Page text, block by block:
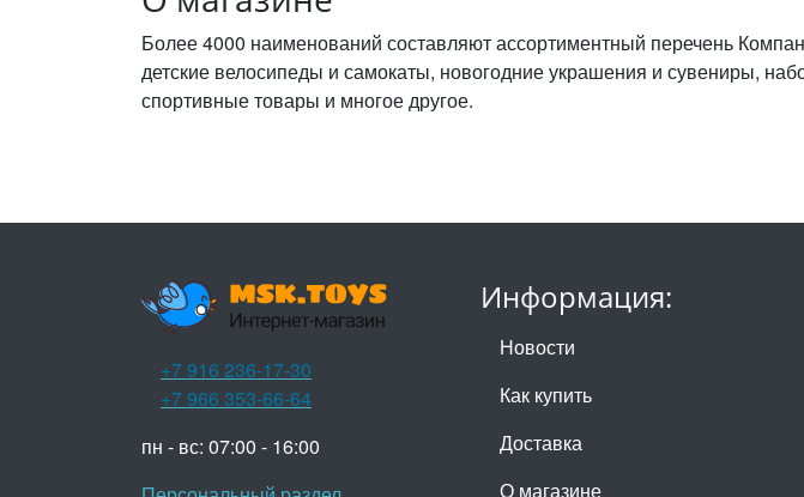
Более 4000 наименований составляют ассортиментный перечень
детские велосипеды и самокаты, новогодние украшения и сувениры,
спортивные товары и многое другое.
Информация:
Новости
Как купить
Доставка
О магазине
+7 916 236-17-30
+7 966 353-66-64
пн - вс: 07:00 - 16:00